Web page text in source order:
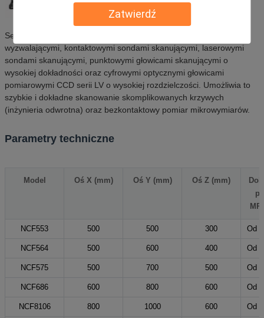
Zatwierdź
Seria Metroking jest kompatybilna z pełnoliniowymi sondami
wyzwalającymi, kontaktowymi sondami skanującymi, laserowymi
sondami skanującymi, punktowymi głowicami skanującymi o
wysokiej dokładności oraz cyfrowymi optycznymi głowicami
pomiarowymi CCD serii LV o wysokiej rozdzielczości. Umożliwia to
szybkie i dokładne skanowanie skomplikowanych krzywych
(inżynieria odwrotna) oraz bezkontaktowy pomiar mikrowymiarów.
Parametry techniczne
Model Oś X (mm) Oś Y (mm) Oś Z (mm)
NCF553 500 500 300 Od
NCF564 500 600 400 Od
NCF575 500 700 500 Od
NCF686 600 800 600 Od
NCF8106 800 1000 600 Od